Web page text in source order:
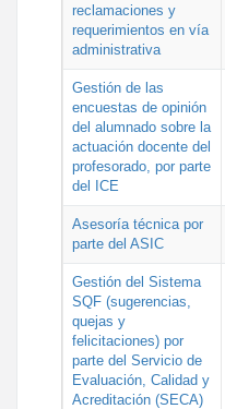
reclamaciones y
requerimientos en vía
administrativa
Gestión de las
encuestas de opinión
del alumnado sobre la
actuación docente del
profesorado, por parte
del ICE
Asesoría técnica por
parte del ASIC
Gestión del Sistema
SQF (sugerencias,
quejas y
felicitaciones) por
parte del Servicio de
Evaluación, Calidad y
Acreditación (SECA)